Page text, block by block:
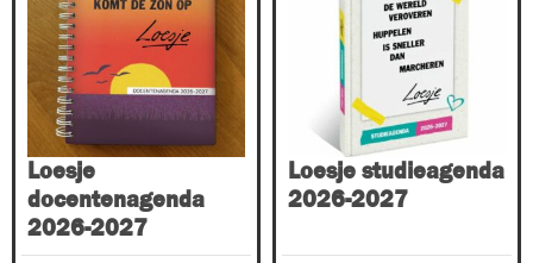
Loesje
docentenagenda
2026-2027
Loesje studieagenda
2026-2027